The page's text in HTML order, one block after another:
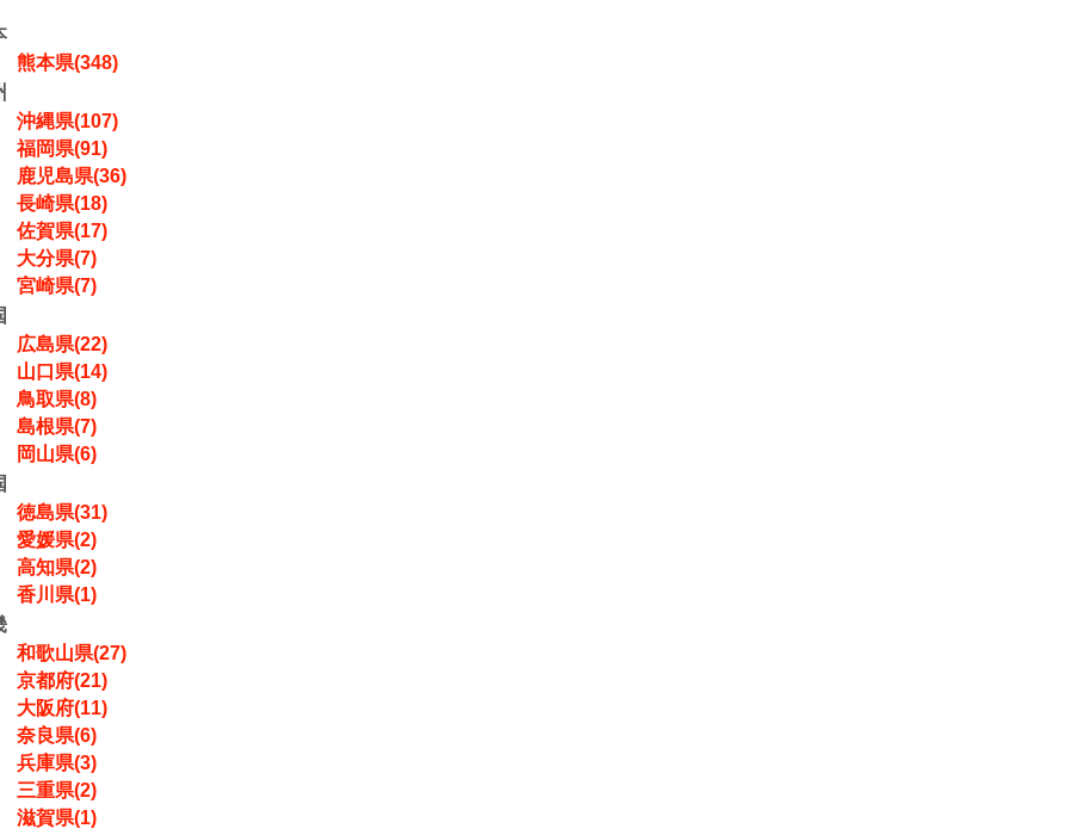
熊本県(348)
沖縄県(107)
福岡県(91)
鹿児島県(36)
長崎県(18)
佐賀県(17)
大分県(7)
宮崎県(7)
広島県(22)
山口県(14)
鳥取県(8)
島根県(7)
岡山県(6)
徳島県(31)
愛媛県(2)
高知県(2)
香川県(1)
和歌山県(27)
京都府(21)
大阪府(11)
奈良県(6)
兵庫県(3)
三重県(2)
滋賀県(1)